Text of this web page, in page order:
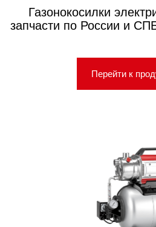
Газонокосилки
запчасти по России и
Перейти к